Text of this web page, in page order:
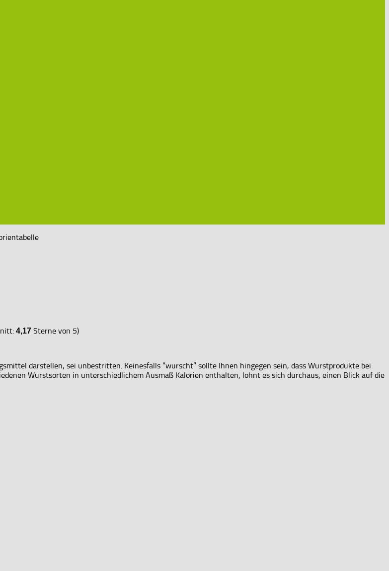
4,17 Sterne von 5)
darstellen, sei unbestritten. Keinesfalls “wurscht” sollte Ihnen hingegen sein, dass Wurstprodukte bei
Wurstsorten in unterschiedlichem Ausmaß Kalorien enthalten, lohnt es sich durchaus, einen Blick auf die